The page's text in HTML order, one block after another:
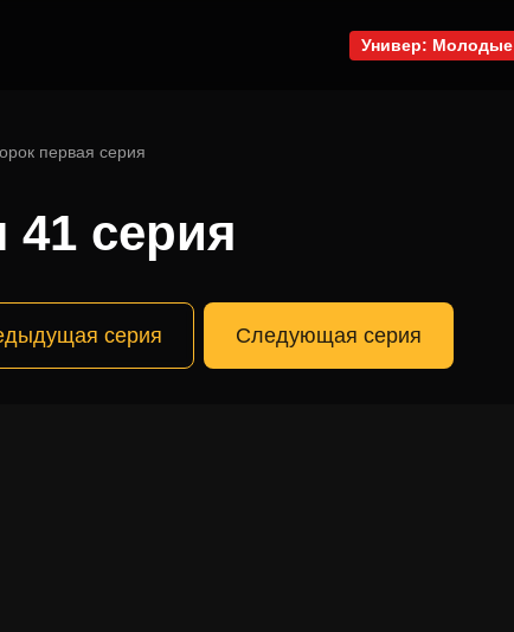
Универ: Молодые
первая серия
41 серия
серия Следующая серия